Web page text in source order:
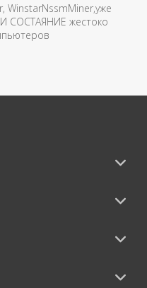
WinstarNssmMiner,уже
СОСТАЯНИЕ жестоко